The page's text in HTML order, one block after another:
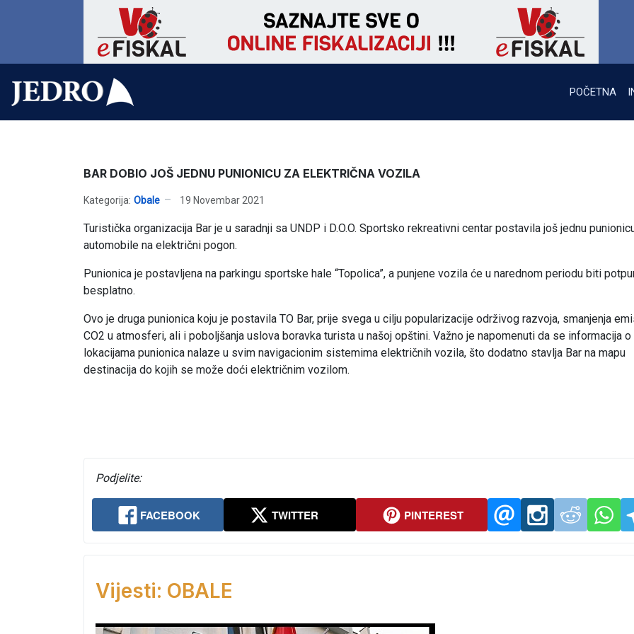
POČETNA
BAR DOBIO JOŠ JEDNU PUNIONICU ZA ELEKTRIČNA VOZILA
Kategorija: Obale 19 Novembar 2021
Turistička organizacija Bar je u saradnji sa UNDP i D.O.O. Sportsko rekreativni centar postavila još jednu
automobile na električni pogon.
Punionica je postavljena na parkingu sportske hale “Topolica”, a punjene vozila će u narednom periodu biti
besplatno.
Ovo je druga punionica koju je postavila TO Bar, prije svega u cilju popularizacije održivog razvoja, smanjenja
CO2 u atmosferi, ali i poboljšanja uslova boravka turista u našoj opštini. Važno je napomenuti da se informacija o
lokacijama punionica nalaze u svim navigacionim sistemima električnih vozila, što dodatno stavlja Bar na mapu
destinacija do kojih se može doći električnim vozilom.
Podjelite:
FACEBOOK TWITTER PINTEREST
Vijesti: OBALE